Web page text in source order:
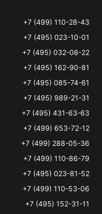
+7 (499) 110-28-43
+7 (495) 023-10-01
+7 (495) 032-08-22
+7 (495) 162-90-81
+7 (495) 085-74-61
+7 (495) 989-21-31
+7 (495) 431-63-63
+7 (499) 653-72-12
+7 (499) 288-05-36
+7 (499) 110-86-79
+7 (495) 023-81-52
+7 (499) 110-53-06
+7 (495) 152-31-11